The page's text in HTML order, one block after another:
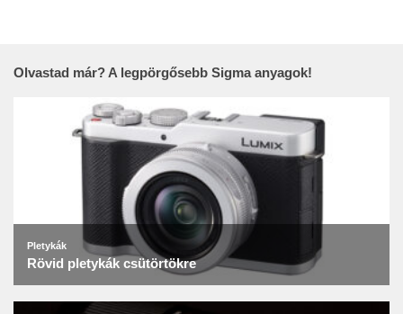
Olvastad már? A legpörgősebb Sigma anyagok!